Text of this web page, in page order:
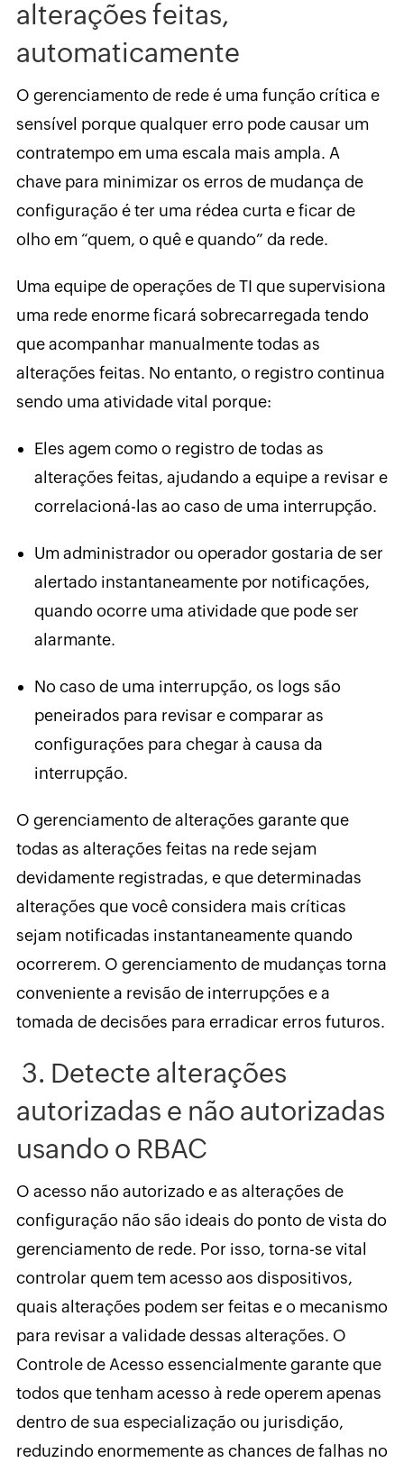
alterações feitas,
automaticamente
O gerenciamento de rede é uma função crítica e
sensível porque qualquer erro pode causar um
contratempo em uma escala mais ampla. A
chave para minimizar os erros de mudança de
configuração é ter uma rédea curta e ficar de
olho em “quem, o quê e quando” da rede.
Uma equipe de operações de TI que supervisiona
uma rede enorme ficará sobrecarregada tendo
que acompanhar manualmente todas as
alterações feitas. No entanto, o registro continua
sendo uma atividade vital porque:
Eles agem como o registro de todas as
alterações feitas, ajudando a equipe a revisar e
correlacioná-las ao caso de uma interrupção.
Um administrador ou operador gostaria de ser
alertado instantaneamente por notificações,
quando ocorre uma atividade que pode ser
alarmante.
No caso de uma interrupção, os logs são
peneirados para revisar e comparar as
configurações para chegar à causa da
interrupção.
O gerenciamento de alterações garante que
todas as alterações feitas na rede sejam
devidamente registradas, e que determinadas
alterações que você considera mais críticas
sejam notificadas instantaneamente quando
ocorrerem. O gerenciamento de mudanças torna
conveniente a revisão de interrupções e a
tomada de decisões para erradicar erros futuros.
3. Detecte alterações
autorizadas e não autorizadas
usando o RBAC
O acesso não autorizado e as alterações de
configuração não são ideais do ponto de vista do
gerenciamento de rede. Por isso, torna-se vital
controlar quem tem acesso aos dispositivos,
quais alterações podem ser feitas e o mecanismo
para revisar a validade dessas alterações. O
Controle de Acesso essencialmente garante que
todos que tenham acesso à rede operem apenas
dentro de sua especialização ou jurisdição,
reduzindo enormemente as chances de falhas no